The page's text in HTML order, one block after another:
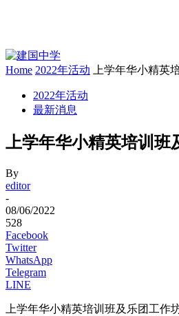
Home 2022年活动 上学年华小精英
2022年活动
最新消息
上学年华小精英培训班
By
editor
-
08/06/2022
528
Facebook
Twitter
WhatsApp
Telegram
LINE
上学年华小精英培训班及乐团工作